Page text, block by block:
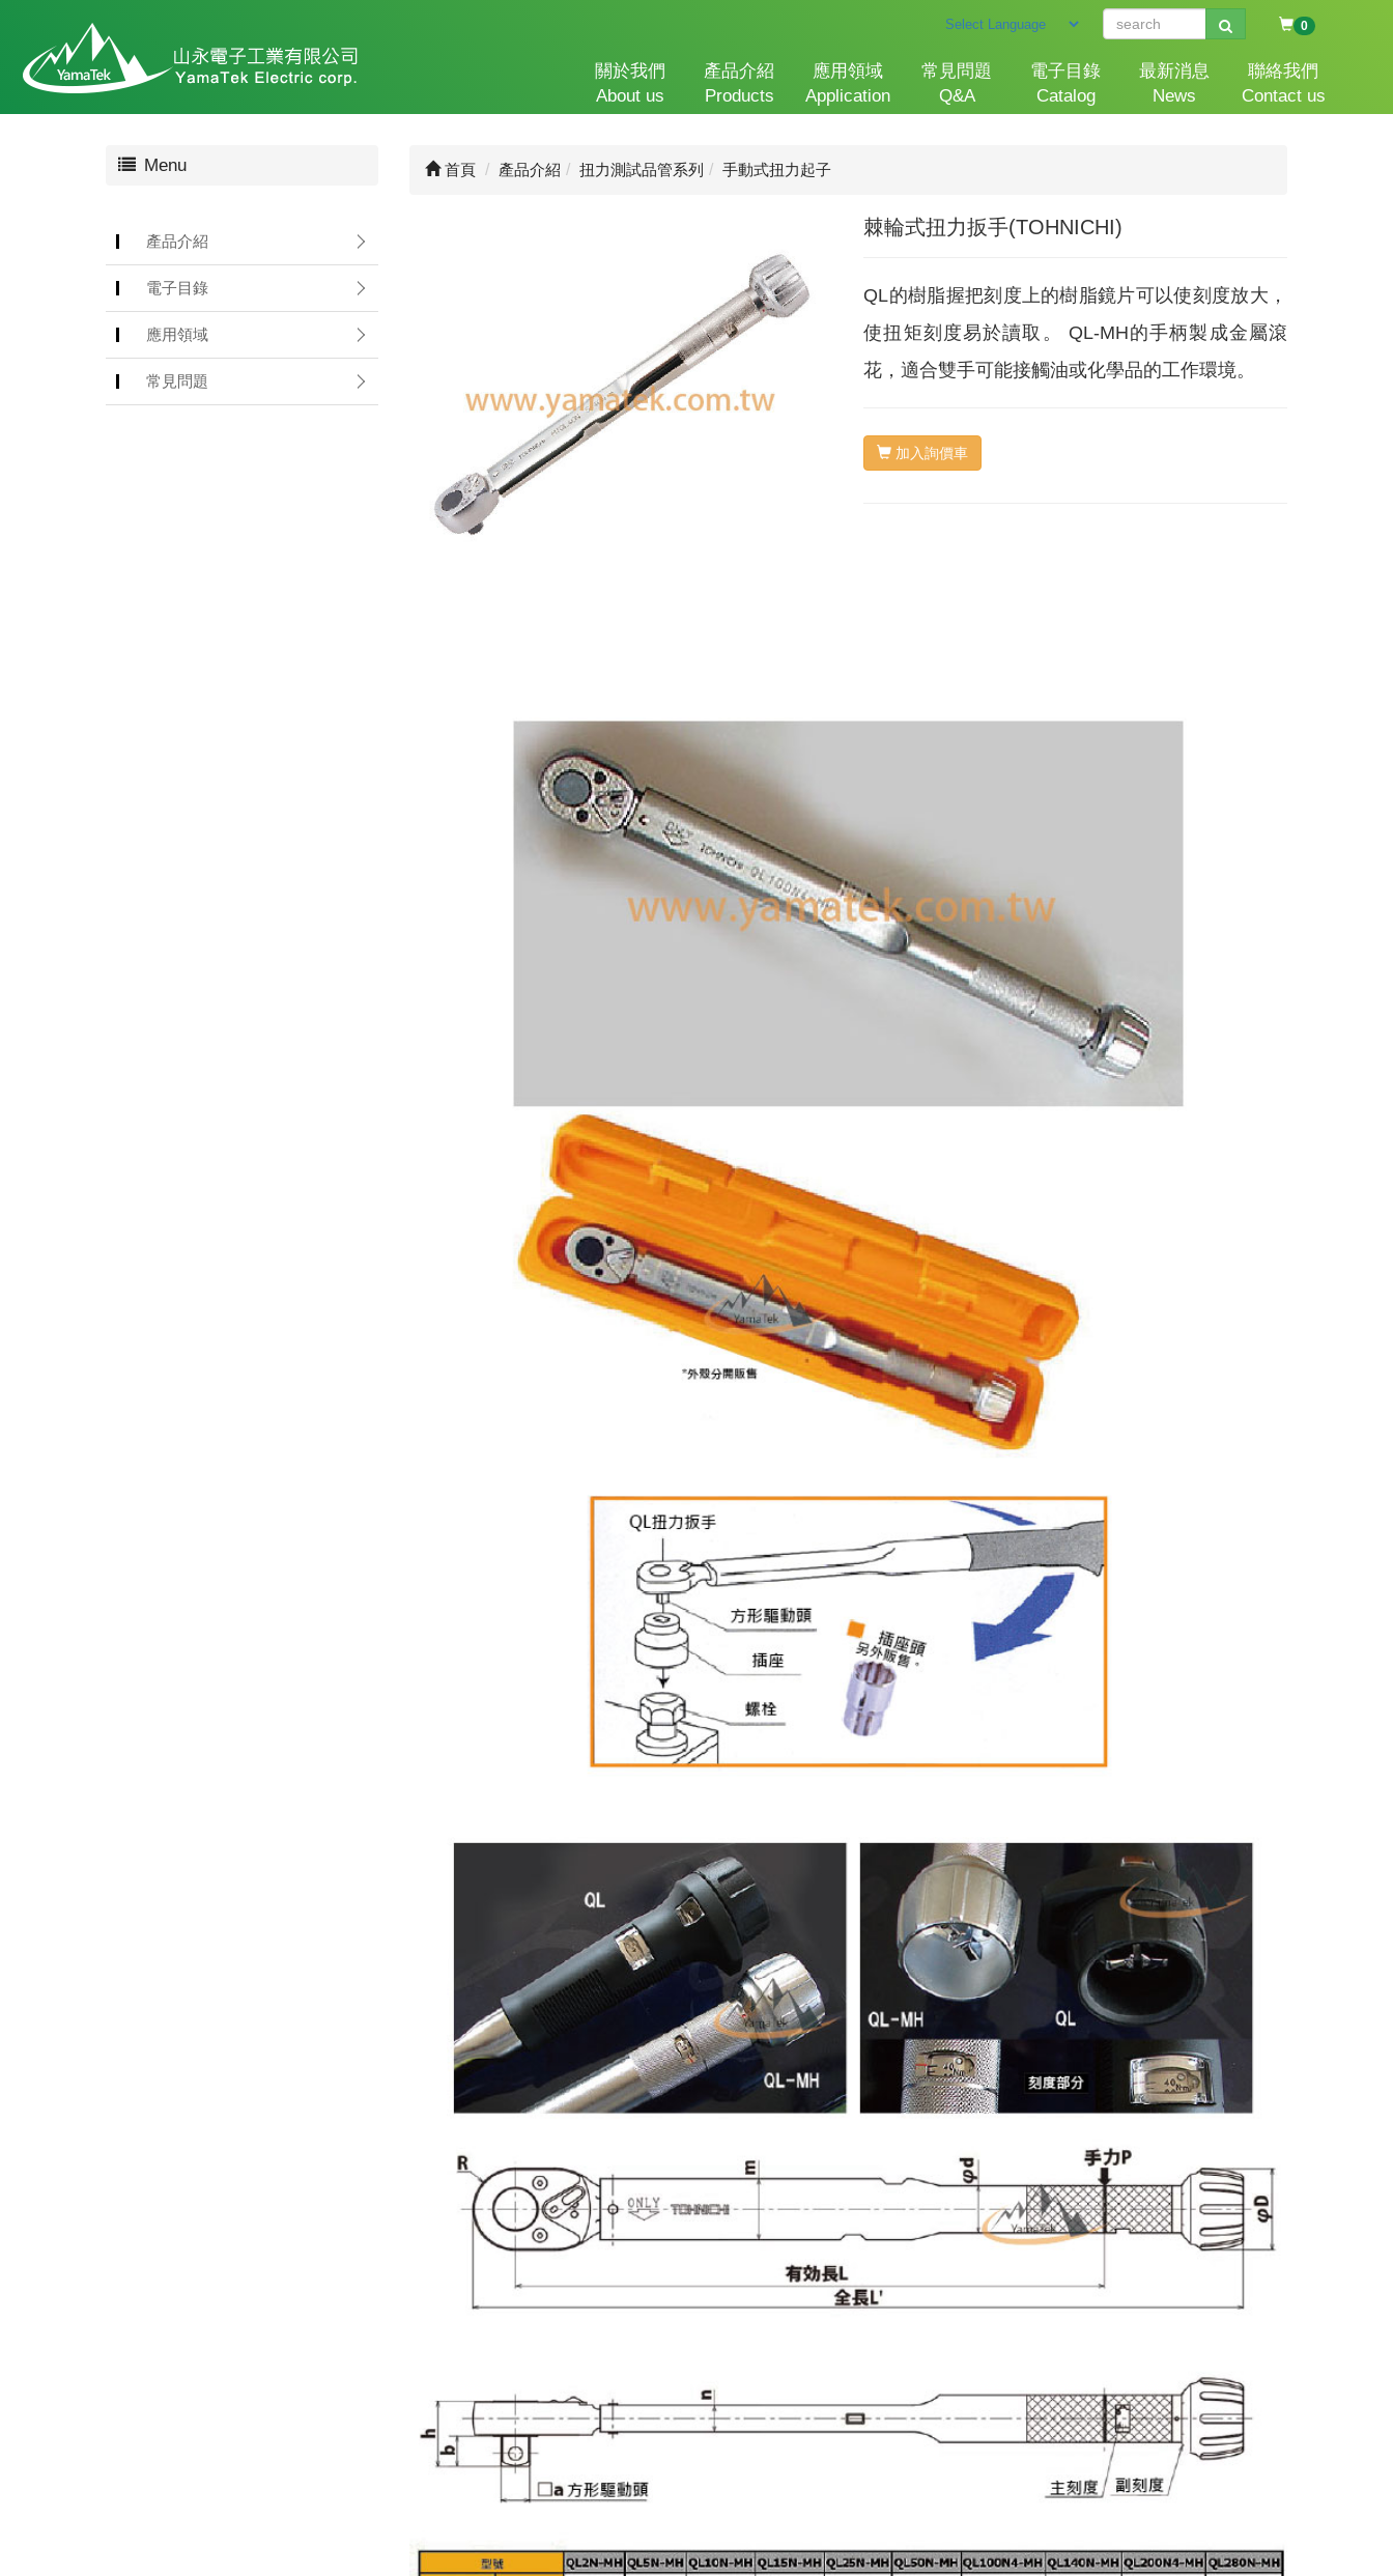
0
關於我們
About us
產品介紹
Products
應用領域
Application
常見問題
Q&A
電子目錄
Catalog
最新消息
News
聯絡我們
Contact us
Menu
產品介紹
電子目錄
應用領域
常見問題
首頁 產品介紹 扭力測試品管系列 手動式扭力起子
棘輪式扭力扳手(TOHNICHI)
QL的樹脂握把刻度上的樹脂鏡片可以使刻度放大，
使扭矩刻度易於讀取。 QL-MH的手柄製成金屬滾
花，適合雙手可能接觸油或化學品的工作環境。
加入詢價車